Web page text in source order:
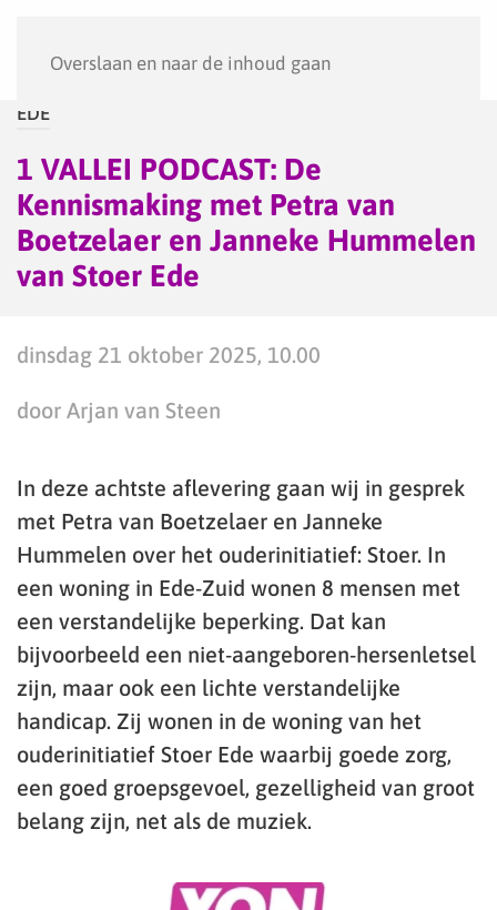
Overslaan en naar de inhoud gaan
EDE
1 VALLEI PODCAST: De
Kennismaking met Petra van
Boetzelaer en Janneke Hummelen
van Stoer Ede
dinsdag 21 oktober 2025, 10.00
door Arjan van Steen
In deze achtste aflevering gaan wij in gesprek
met Petra van Boetzelaer en Janneke
Hummelen over het ouderinitiatief: Stoer. In
een woning in Ede-Zuid wonen 8 mensen met
een verstandelijke beperking. Dat kan
bijvoorbeeld een niet-aangeboren-hersenletsel
zijn, maar ook een lichte verstandelijke
handicap. Zij wonen in de woning van het
ouderinitiatief Stoer Ede waarbij goede zorg,
een goed groepsgevoel, gezelligheid van groot
belang zijn, net als de muziek.